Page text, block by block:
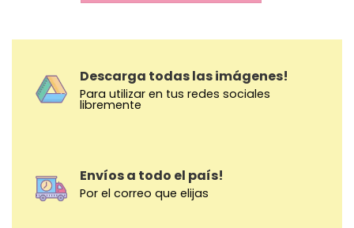
Descarga todas las imágenes!
Para utilizar en tus redes sociales
libremente
Envíos a todo el país!
Por el correo que elijas